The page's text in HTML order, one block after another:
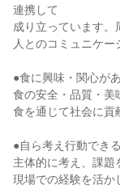
連携して
成り立っています。
人とのコミュニケー
●食に興味・関心が
食の安全・品質・美
食を通じて社会に貢
●自ら考え行動でき
主体的に考え、課題
現場での経験を活か